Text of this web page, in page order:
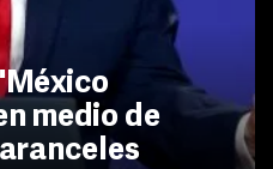
medio de